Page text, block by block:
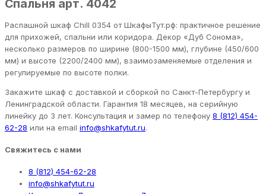
Спальня арт. 4042
Распашной шкаф Chill 0354 от ШкафыТут.рф: практичное решение
для прихожей, спальни или коридора. Декор «Дуб Сонома»,
несколько размеров по ширине (800-1500 мм), глубине (450/600
мм) и высоте (2200/2400 мм), взаимозаменяемые отделения и
регулируемые по высоте полки.
Закажите шкаф с доставкой и сборкой по Санкт-Петербургу и
Ленинградской области. Гарантия 18 месяцев, на серийную
линейку до 3 лет. Консультация и замер по телефону 8 (812) 454-
62-28 или на email info@shkafytut.ru.
Свяжитесь с нами
8 (812) 454-62-28
info@shkafytut.ru